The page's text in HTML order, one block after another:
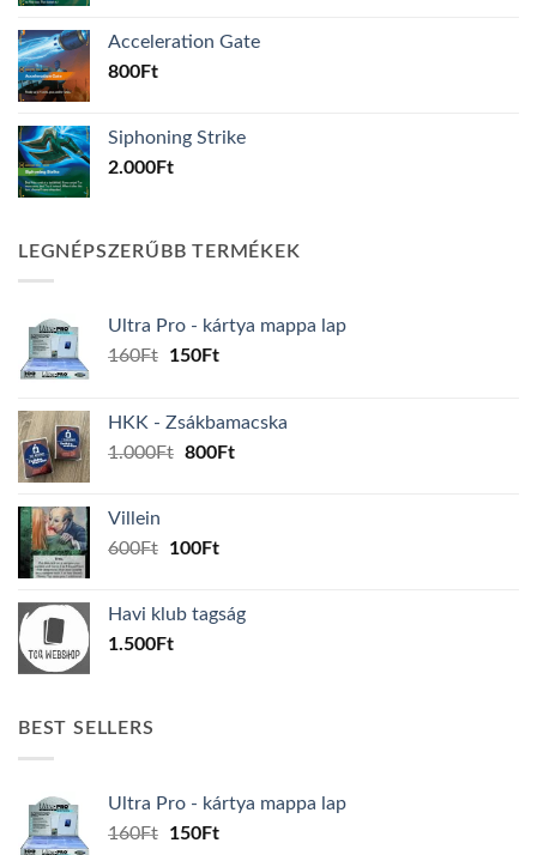
Acceleration Gate
800Ft
Siphoning Strike
2.000Ft
LEGNÉPSZERŰBB TERMÉKEK
Ultra Pro - kártya mappa lap
160Ft
Original
160Ft.
150FtCurrent
150Ft.
HKK - Zsákbamacska
1.000Ft Original
800FtCurrent
Villein
600Ft
Original
600Ft.
100FtCurrent
100Ft.
Havi klub tagság
1.500Ft
BEST SELLERS
Ultra Pro - kártya mappa lap
160Ft
Original
150FtCurrent